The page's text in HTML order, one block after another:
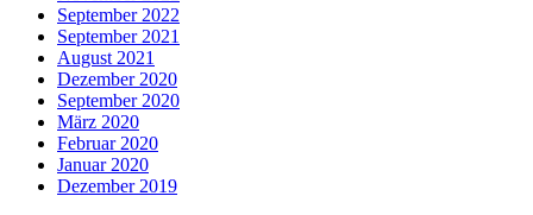
September 2022
September 2021
August 2021
Dezember 2020
September 2020
März 2020
Februar 2020
Januar 2020
Dezember 2019